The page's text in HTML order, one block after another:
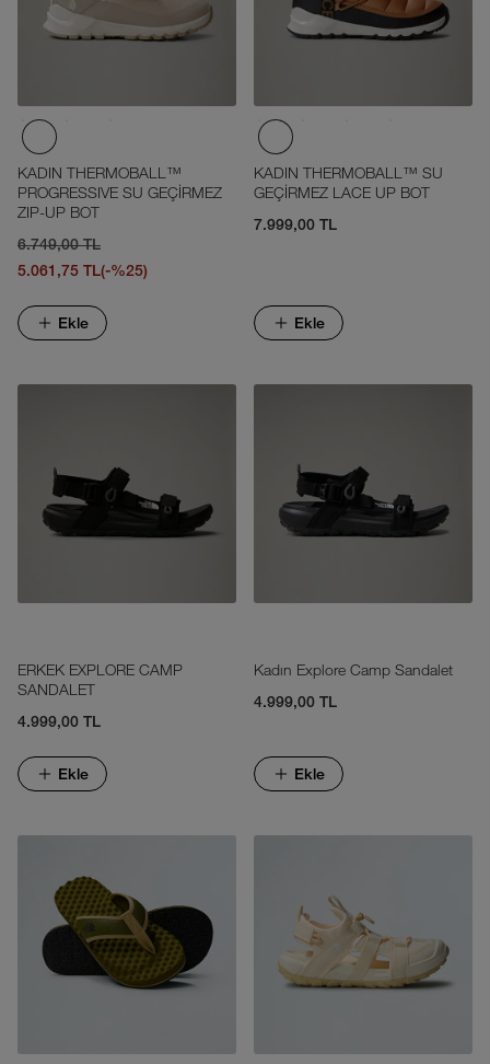
KADIN THERMOBALL™
PROGRESSIVE SU GEÇİRMEZ
ZIP-UP BOT
6.749,00 TL
5.061,75 TL(-%25)
Ekle
KADIN THERMOBALL™ SU
GEÇİRMEZ LACE UP BOT
7.999,00 TL
Ekle
ERKEK EXPLORE CAMP
SANDALET
4.999,00 TL
Ekle
Kadın Explore Camp Sandalet
4.999,00 TL
Ekle